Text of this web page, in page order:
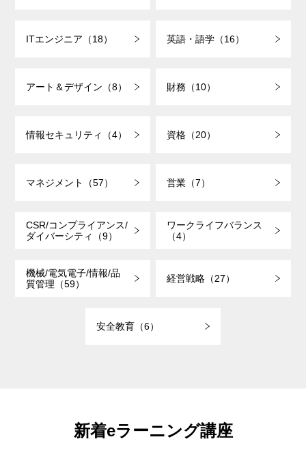
ITエンジニア（18） 英語・語学（16）
アート＆デザイン（8） 財務（10）
情報セキュリティ（4） 資格（20）
マネジメント（57） 営業（7）
CSR/コンプライアンス/
ダイバーシティ（9）
ワークライフバランス
（4）
機械/電気電子/情報/品
質管理（59）
経営戦略（27）
安全教育（6）
新着eラーニング講座